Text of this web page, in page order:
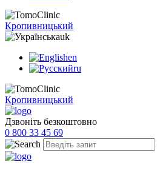
Кропивницький
uk
en
ru
Кропивницький
Дзвоніть безкоштовно
0 800 33 45 69